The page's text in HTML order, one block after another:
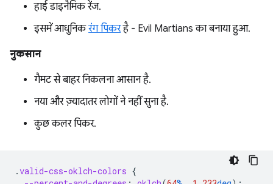
हाई डाइनैमिक रेंज.
इसमें आधुनिकरंग पिकरहै - Evil Martians का बनाया हुआ.
नुकसान
गैमट से बाहर निकलना आसान है.
नया और ज़्यादातर लोगों ने नहीं सुना है.
कुछ कलर पिकर.
.valid-css-oklch-colors {